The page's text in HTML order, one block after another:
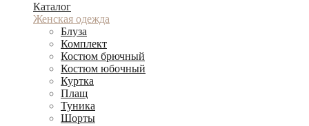
Каталог
Женская одежда
Блуза
Комплект
Костюм брючный
Костюм юбочный
Куртка
Плащ
Туника
Шорты